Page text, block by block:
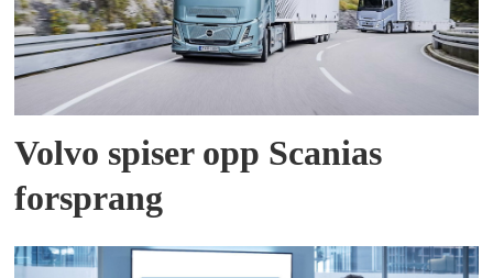
Volvo spiser opp Scanias
forsprang